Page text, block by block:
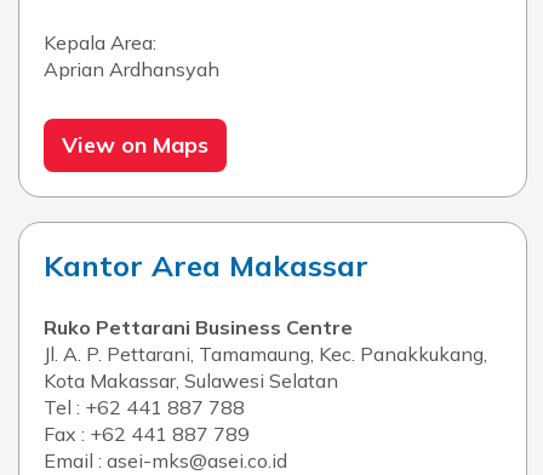
Kepala Area:
Aprian Ardhansyah
View on Maps
Kantor Area Makassar
Ruko Pettarani Business Centre
Jl. A. P. Pettarani, Tamamaung, Kec. Panakkukang,
Kota Makassar, Sulawesi Selatan
Tel : +62 441 887 788
Fax : +62 441 887 789
Email : asei-mks@asei.co.id